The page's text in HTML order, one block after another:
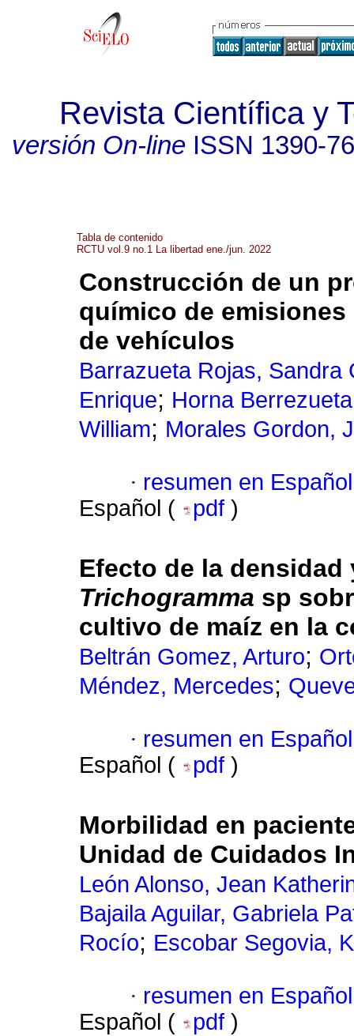
Revista Científica y
versión On-lineISSN 1390-
Tabla de contenido
RCTU vol.9 no.1 La libertad ene./jun. 2022
Construcción de un
químico de
de vehículos
Barrazueta Rojas, Sandra
Enrique; Horna
William; Morales Gordon,
· resumen en Español
Español (
pdf )
Efecto de la
Trichogramma sp
cultivo de maíz en la
Beltrán Gomez, Arturo;
Méndez, Mercedes;
· resumen en Español
Español (
pdf )
Morbilidad en
Unidad de Cuidados
León Alonso, Jean
Bajaila Aguilar, Gabriela
Rocío; Escobar Segovia,
· resumen en Español
Español (
pdf )